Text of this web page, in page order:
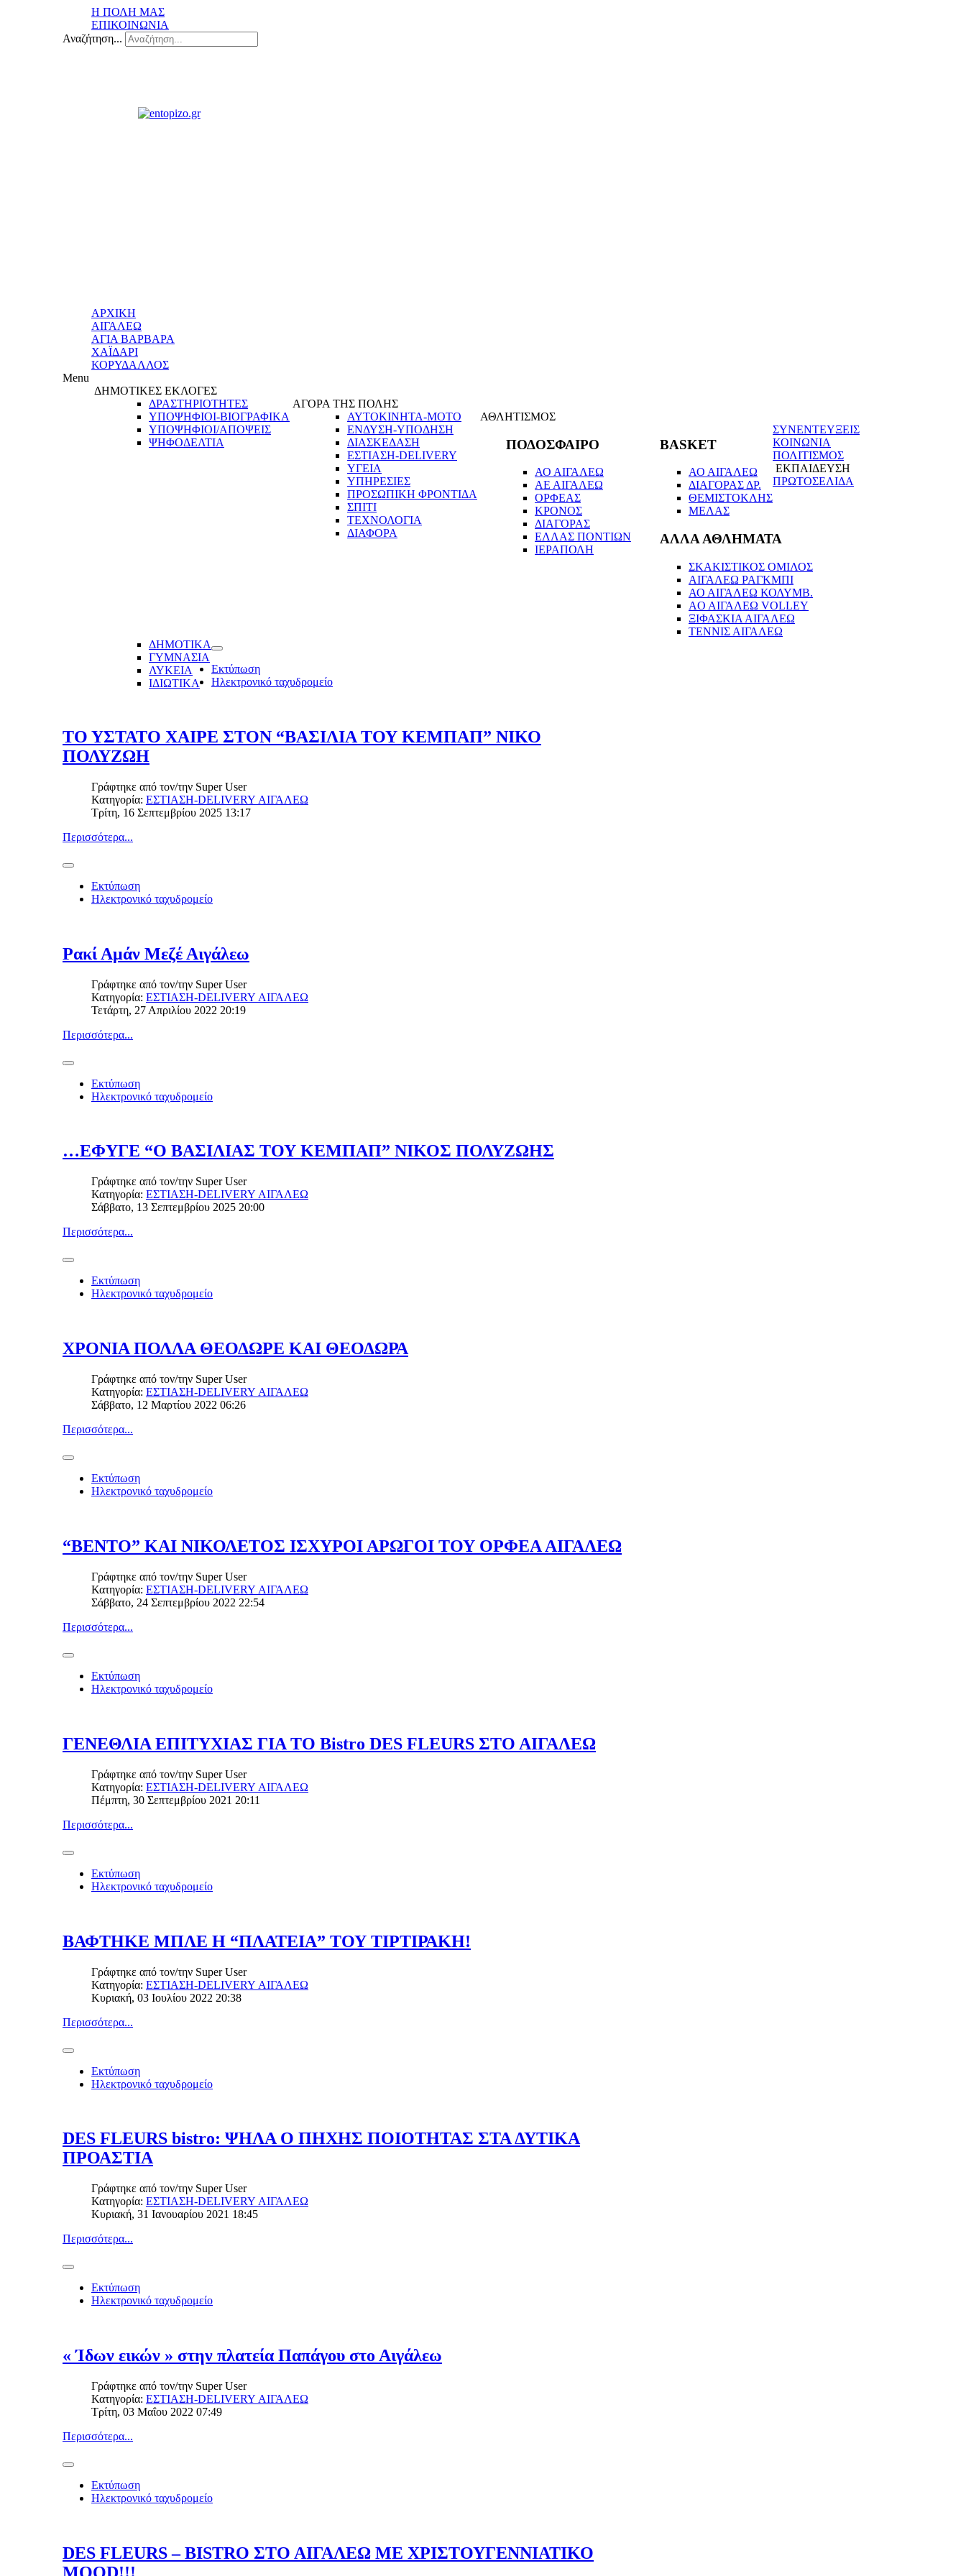
Η ΠΟΛΗ ΜΑΣ
ΕΠΙΚΟΙΝΩΝΙΑ
Αναζήτηση...
ΑΡΧΙΚΗ
ΑΙΓΑΛΕΩ
ΑΓΙΑ ΒΑΡΒΑΡΑ
ΧΑΪΔΑΡΙ
ΚΟΡΥΔΑΛΛΟΣ
Menu
ΔΗΜΟΤΙΚΕΣ ΕΚΛΟΓΕΣ
ΔΡΑΣΤΗΡΙΟΤΗΤΕΣ
ΥΠΟΨΗΦΙΟΙ-ΒΙΟΓΡΑΦΙΚΑ
ΥΠΟΨΗΦΙΟΙ/ΑΠΟΨΕΙΣ
ΨΗΦΟΔΕΛΤΙΑ
ΑΓΟΡΑ ΤΗΣ ΠΟΛΗΣ
ΑΥΤΟΚΙΝΗΤΑ-ΜΟΤΟ
ΕΝΔΥΣΗ-ΥΠΟΔΗΣΗ
ΔΙΑΣΚΕΔΑΣΗ
ΕΣΤΙΑΣΗ-DELIVERY
ΥΓΕΙΑ
ΥΠΗΡΕΣΙΕΣ
ΠΡΟΣΩΠΙΚΗ ΦΡΟΝΤΙΔΑ
ΣΠΙΤΙ
ΤΕΧΝΟΛΟΓΙΑ
ΔΙΑΦΟΡΑ
ΑΘΛΗΤΙΣΜΟΣ
ΠΟΔΟΣΦΑΙΡΟ
ΑΟ ΑΙΓΑΛΕΩ
ΑΕ ΑΙΓΑΛΕΩ
ΟΡΦΕΑΣ
ΚΡΟΝΟΣ
ΔΙΑΓΟΡΑΣ
ΕΛΛΑΣ ΠΟΝΤΙΩΝ
ΙΕΡΑΠΟΛΗ
BASKET
ΑΟ ΑΙΓΑΛΕΩ
ΔΙΑΓΟΡΑΣ ΔΡ.
ΘΕΜΙΣΤΟΚΛΗΣ
ΜΕΛΑΣ
ΑΛΛΑ ΑΘΛΗΜΑΤΑ
ΣΚΑΚΙΣΤΙΚΟΣ ΟΜΙΛΟΣ
ΑΙΓΑΛΕΩ ΡΑΓΚΜΠΙ
ΑΟ ΑΙΓΑΛΕΩ ΚΟΛΥΜΒ.
AO AIΓΑΛΕΩ VOLLEY
ΞΙΦΑΣΚΙΑ ΑΙΓΑΛΕΩ
ΤΕΝΝΙΣ ΑΙΓΑΛΕΩ
ΣΥΝΕΝΤΕΥΞΕΙΣ
ΚΟΙΝΩΝΙΑ
ΠΟΛΙΤΙΣΜΟΣ
ΕΚΠΑΙΔΕΥΣΗ
ΔΗΜΟΤΙΚΑ
ΓΥΜΝΑΣΙΑ
ΛΥΚΕΙΑ
ΙΔΙΩΤΙΚΑ
ΠΡΩΤΟΣΕΛΙΔΑ
Εκτύπωση
Ηλεκτρονικό ταχυδρομείο
ΤΟ ΥΣΤΑΤΟ ΧΑΙΡΕ ΣΤΟΝ “ΒΑΣΙΛΙΑ ΤΟΥ ΚΕΜΠΑΠ” ΝΙΚΟ
ΠΟΛΥΖΩΗ
Γράφτηκε από τον/την Super User
Κατηγορία: ΕΣΤΙΑΣΗ-DELIVERY ΑΙΓΑΛΕΩ
Τρίτη, 16 Σεπτεμβρίου 2025 13:17
Περισσότερα...
Εκτύπωση
Ηλεκτρονικό ταχυδρομείο
Ρακί Αμάν Μεζέ Αιγάλεω
Γράφτηκε από τον/την Super User
Κατηγορία: ΕΣΤΙΑΣΗ-DELIVERY ΑΙΓΑΛΕΩ
Τετάρτη, 27 Απριλίου 2022 20:19
Περισσότερα...
Εκτύπωση
Ηλεκτρονικό ταχυδρομείο
…ΕΦΥΓΕ “Ο ΒΑΣΙΛΙΑΣ ΤΟΥ ΚΕΜΠΑΠ” ΝΙΚΟΣ ΠΟΛΥΖΩΗΣ
Γράφτηκε από τον/την Super User
Κατηγορία: ΕΣΤΙΑΣΗ-DELIVERY ΑΙΓΑΛΕΩ
Σάββατο, 13 Σεπτεμβρίου 2025 20:00
Περισσότερα...
Εκτύπωση
Ηλεκτρονικό ταχυδρομείο
ΧΡΟΝΙΑ ΠΟΛΛΑ ΘΕΟΔΩΡΕ ΚΑΙ ΘΕΟΔΩΡΑ
Γράφτηκε από τον/την Super User
Κατηγορία: ΕΣΤΙΑΣΗ-DELIVERY ΑΙΓΑΛΕΩ
Σάββατο, 12 Μαρτίου 2022 06:26
Περισσότερα...
Εκτύπωση
Ηλεκτρονικό ταχυδρομείο
“BENTO” ΚΑΙ ΝΙΚΟΛΕΤΟΣ ΙΣΧΥΡΟΙ ΑΡΩΓΟΙ ΤΟΥ ΟΡΦΕΑ ΑΙΓΑΛΕΩ
Γράφτηκε από τον/την Super User
Κατηγορία: ΕΣΤΙΑΣΗ-DELIVERY ΑΙΓΑΛΕΩ
Σάββατο, 24 Σεπτεμβρίου 2022 22:54
Περισσότερα...
Εκτύπωση
Ηλεκτρονικό ταχυδρομείο
ΓΕΝΕΘΛΙΑ ΕΠΙΤΥΧΙΑΣ ΓΙΑ ΤΟ Bistro DES FLEURS ΣΤΟ ΑΙΓΑΛΕΩ
Γράφτηκε από τον/την Super User
Κατηγορία: ΕΣΤΙΑΣΗ-DELIVERY ΑΙΓΑΛΕΩ
Πέμπτη, 30 Σεπτεμβρίου 2021 20:11
Περισσότερα...
Εκτύπωση
Ηλεκτρονικό ταχυδρομείο
ΒΑΦΤΗΚΕ ΜΠΛΕ Η “ΠΛΑΤΕΙΑ” ΤΟΥ ΤΙΡΤΙΡΑΚΗ!
Γράφτηκε από τον/την Super User
Κατηγορία: ΕΣΤΙΑΣΗ-DELIVERY ΑΙΓΑΛΕΩ
Κυριακή, 03 Ιουλίου 2022 20:38
Περισσότερα...
Εκτύπωση
Ηλεκτρονικό ταχυδρομείο
DES FLEURS bistro: ΨΗΛΑ Ο ΠΗΧΗΣ ΠΟΙΟΤΗΤΑΣ ΣΤΑ ΔΥΤΙΚΑ
ΠΡΟΑΣΤΙΑ
Γράφτηκε από τον/την Super User
Κατηγορία: ΕΣΤΙΑΣΗ-DELIVERY ΑΙΓΑΛΕΩ
Κυριακή, 31 Ιανουαρίου 2021 18:45
Περισσότερα...
Εκτύπωση
Ηλεκτρονικό ταχυδρομείο
« Ίδων εικών » στην πλατεία Παπάγου στο Αιγάλεω
Γράφτηκε από τον/την Super User
Κατηγορία: ΕΣΤΙΑΣΗ-DELIVERY ΑΙΓΑΛΕΩ
Τρίτη, 03 Μαΐου 2022 07:49
Περισσότερα...
Εκτύπωση
Ηλεκτρονικό ταχυδρομείο
DES FLEURS – BISTRO ΣΤΟ ΑΙΓΑΛΕΩ ΜΕ ΧΡΙΣΤΟΥΓΕΝΝΙΑΤΙΚΟ